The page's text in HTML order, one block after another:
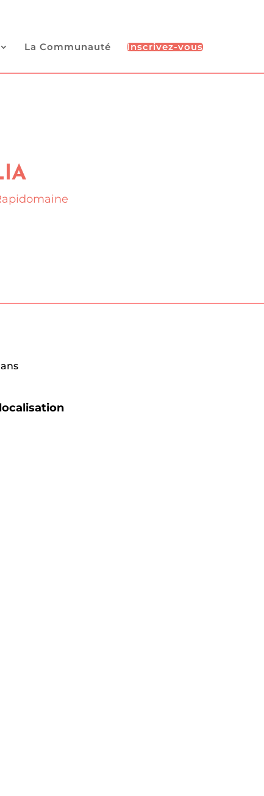
La Communauté Inscrivez-vous